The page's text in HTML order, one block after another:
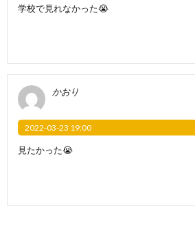
学校で見れなかった😭
かおり
2022-03-23 19:00
見たかった😭